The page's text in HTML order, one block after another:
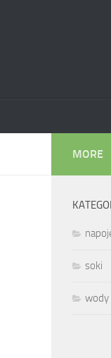
MORE
soki
wody